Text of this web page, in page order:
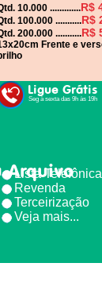
10.000 .............R$
100.000 ...........R$
200.000 ...........R$
Frente e
Ligue Grátis
Seg à sexta das 9h às 19h
Arquivo
Lista Telefônica
Revenda
Terceirização
Veja mais...